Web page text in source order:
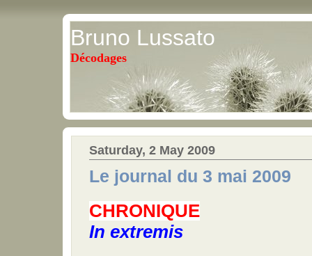
Bruno Lussato
Décodages
Saturday, 2 May 2009
Le journal du 3 mai 2009
CHRONIQUE
In extremis